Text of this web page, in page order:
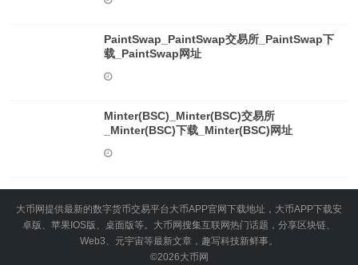
PaintSwap_PaintSwap交易所_PaintSwap下
载_PaintSwap网址
Minter(BSC)_Minter(BSC)交易所
_Minter(BSC)下载_Minter(BSC)网址
大币网提供最新的数字货币交易平台大币APP官网下载地址，大币APP下载安
卓版、苹果IOS版、桌面版等。大币网搜集互联网热门话题，分享区块链、
Web3、元宇宙等最新文章，趣写科技新鲜事。
©2026大币网